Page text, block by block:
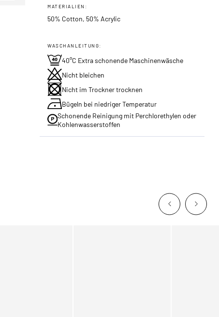
MATERIALIEN:
50% Cotton, 50% Acrylic
WASCHANLEITUNG:
40°C Extra schonende Maschinenwäsche
Nicht bleichen
Nicht im Trockner trocknen
Bügeln bei niedriger Temperatur
Schonende Reinigung mit Perchlorethylen oder
Kohlenwasserstoffen